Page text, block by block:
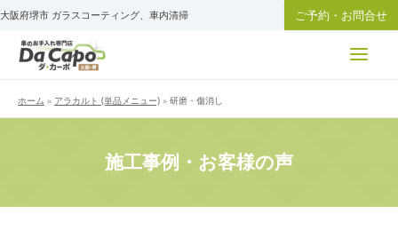
内
ッ
大阪府堺市 ガラスコーティング、車内清掃 ご予約・お問合せ
ホーム » アラカルト (単品メニュー) » 研磨・傷消し
施工事例・お客様の声